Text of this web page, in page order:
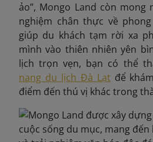
ảo”, Mongo Land còn
nghiệm chân thực về
giúp du khách tạm rời xa
mình vào thiên nhiên yên
lịch trọn vẹn, bạn có thể
nang du lịch Đà Lạtđể
điểm đến thú vị khác trong